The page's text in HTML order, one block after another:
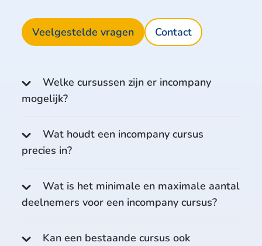
Veelgestelde vragen Contact
Welke cursussen zijn er incompany
mogelijk?
Wat houdt een incompany cursus
precies in?
Wat is het minimale en maximale aantal
deelnemers voor een incompany cursus?
Kan een bestaande cursus ook